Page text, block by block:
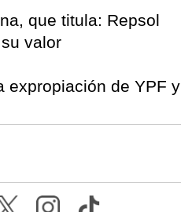
que titula: Repsol
valor
expropiación de YPF y